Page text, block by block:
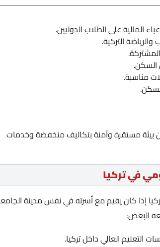
المالية على الطلاب الدوليين.
التركية.
السكن.
مناسبة.
بيئة مستقرة وآمنة بتكاليف منخفضة وخدمات
في تركيا
إذا كان يقيم مع أسرته في نفس مدينة
البعض:
العالي داخل تركيا.